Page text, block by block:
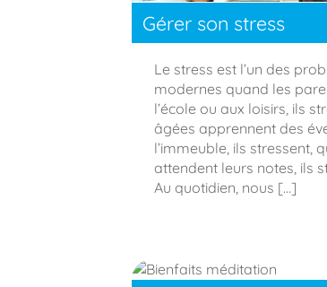
Gérer son stress
Le stress est l’un des
modernes quand les
l’école ou aux loisirs, ils
âgées apprennent des
l’immeuble, ils stressent,
attendent leurs notes, ils
Au quotidien, nous […]